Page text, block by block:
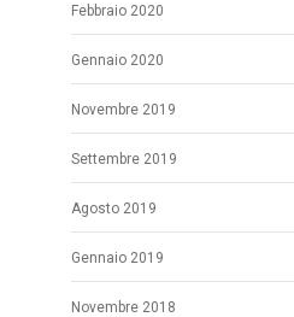
Febbraio 2020
Gennaio 2020
Novembre 2019
Settembre 2019
Agosto 2019
Gennaio 2019
Novembre 2018